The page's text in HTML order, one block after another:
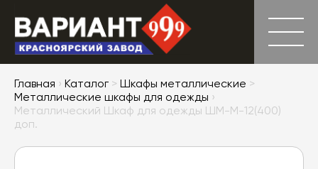
Главная › Каталог > Шкафы металлические >
Металлические шкафы для одежды ›
Металлический Шкаф для одежды ШМ-М-12(400)
доп.